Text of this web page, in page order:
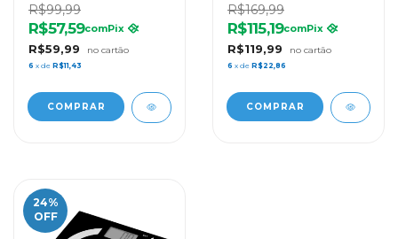
R$99,99
R$59,99
R$57,59comPix
6 x de R$11,43
R$169,99
R$119,99
R$115,19comPix
6 x de R$22,86
24%
OFF